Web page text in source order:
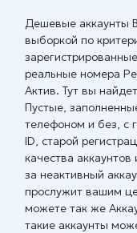
Дешевые аккаунты
выборкой по
реальные номера
Актив. Тут вы
Пустые,
телефоном и без, с
ID, старой
качества
за неактивный
прослужит вашим
можете так же
такие аккаунты